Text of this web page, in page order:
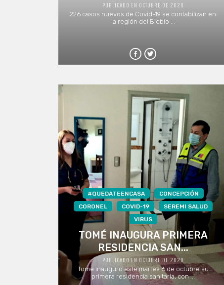
PUBLICADO EN OCTUBRE DE 2020
226 casos nuevos de Covid-19 se contabilizan en
la región del Biobío ...
#QUEDATEENCASA
CONCEPCIÓN
CORONEL
COVID-19
SEREMI SALUD
VIRUS
TOMÉ INAUGURA PRIMERA
RESIDENCIA SAN...
PUBLICADO EN OCTUBRE DE 2020
Tomé inauguró este martes 6 de octubre su
primera residencia sanitaria, con ...